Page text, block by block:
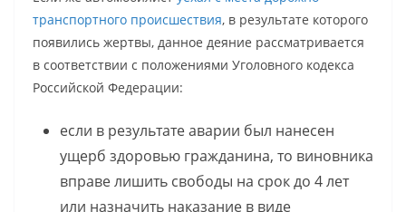
транспортного происшествия, в результате которого
появились жертвы, данное деяние рассматривается
в соответствии с положениями Уголовного кодекса
Российской Федерации:
если в результате аварии был нанесен
ущерб здоровью гражданина, то виновника
вправе лишить свободы на срок до 4 лет
или назначить наказание в виде